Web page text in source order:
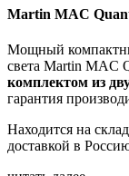
Martin MAC
Мощный
света Martin MAC
комплектом из
гарантия
Находится на
доставкой в